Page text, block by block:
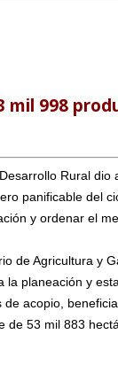
mil 998
Rural
panificable del
y ordenar el
de Agricultura y
la planeación y
acopio,
de 53 mil 883